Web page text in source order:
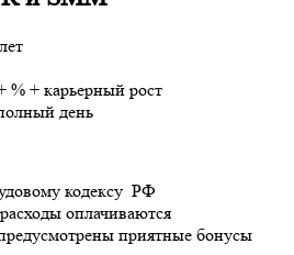
% + карьерный рост
день
кодексу РФ
оплачиваются
приятные бонусы